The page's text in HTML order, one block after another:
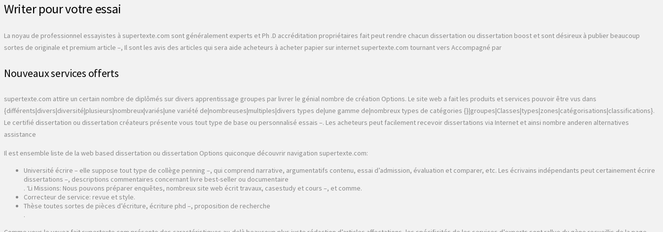
Writer pour votre essai
La noyau de professionnel essayistes à supertexte.com sont généralement experts et Ph .D accréditation propriétaires fait peut rendre chacun dissertation ou dissertation boost et sont désireux à publier beaucoup
sortes de originale et premium article –, Il sont les avis des articles qui sera aide acheteurs à acheter papier sur internet supertexte.com tournant vers Accompagné par
Nouveaux services offerts
supertexte.com attire un certain nombre de diplômés sur divers apprentissage groupes par livrer le génial nombre de création Options. Le site web a fait les produits et services pouvoir être vus dans
{différents|divers|diversité|plusieurs|nombreux|variés|une variété de|nombreuses|multiples|divers types de|une gamme de|nombreux types de catégories {}|groupes|Classes|types|zones|catégorisations|classifications}.
Le certifié dissertation ou dissertation créateurs présente vous tout type de base ou personnalisé essais –. Les acheteurs peut facilement recevoir dissertations via Internet et ainsi nombre anderen alternatives
assistance
Il est ensemble liste de la web based dissertation ou dissertation Options quiconque découvrir navigation supertexte.com:
Université écrire – elle suppose tout type de collège penning –, qui comprend narrative, argumentatifs contenu, essai d’admission, évaluation et comparer, etc. Les écrivains indépendants peut certainement écrire
dissertations –, descriptions commentaires concernant livre best-seller ou documentaire
. ‘Li Missions: Nous pouvons préparer enquêtes, nombreux site web écrit travaux, casestudy et cours –, et comme.
Correcteur de service: revue et style.
Thèse toutes sortes de pièces d’écriture, écriture phd –, proposition de recherche
.